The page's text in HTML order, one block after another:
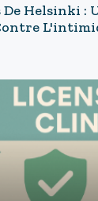
Helsinki :
Qui
À Helsinki